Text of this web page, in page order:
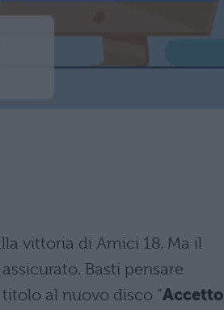
vittoria di Amici 18. Ma il
Basti pensare
al nuovo disco “Accetto